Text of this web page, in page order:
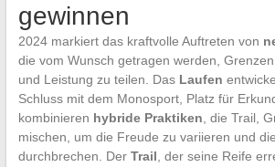
gewinnen
2024 markiert das kraftvolle Auftreten von
die vom Wunsch getragen werden,
und Leistung zu teilen. Das Laufen
Schluss mit dem Monosport, Platz für
kombinieren hybride Praktiken , die Trail,
mischen, um die Freude zu variieren und
durchbrechen. Der Trail , der seine Reife